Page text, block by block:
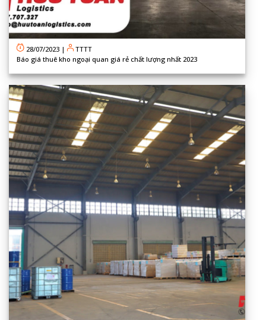
28/07/2023 |
TTTT
Báo giá thuê kho ngoại quan giá rẻ chất lượng nhất 2023